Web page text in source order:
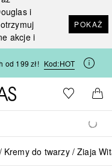
i
akcje i
POKAŻ
od 199 zł! Kod:HOT
Strona główna Douglas
Do listyDo
Kremy do twarzy Ziaja